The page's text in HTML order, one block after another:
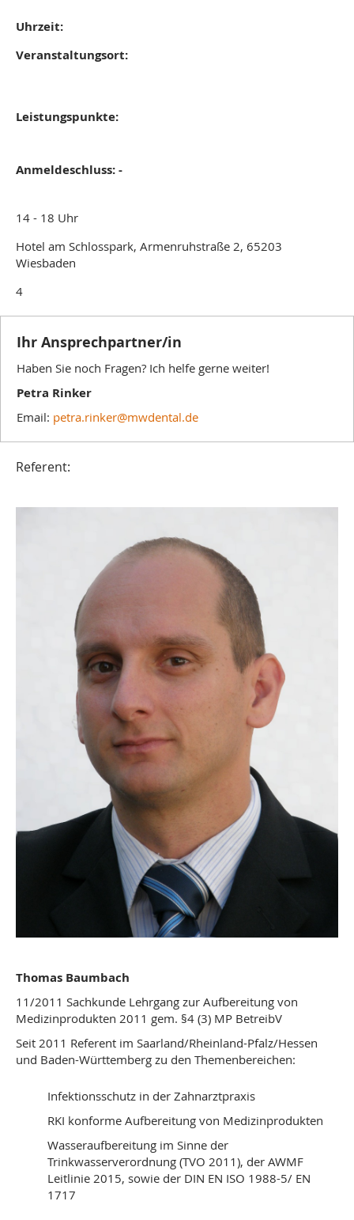
Uhrzeit:
Veranstaltungsort:
Leistungspunkte:
Anmeldeschluss: -
14 - 18 Uhr
Hotel am Schlosspark, Armenruhstraße 2, 65203
Wiesbaden
4
Ihr Ansprechpartner/in
Haben Sie noch Fragen? Ich helfe gerne weiter!
Petra Rinker
Email: petra.rinker@mwdental.de
Referent:
Thomas Baumbach
11/2011 Sachkunde Lehrgang zur Aufbereitung von
Medizinprodukten 2011 gem. §4 (3) MP BetreibV
Seit 2011 Referent im Saarland/Rheinland-Pfalz/Hessen
und Baden-Württemberg zu den Themenbereichen:
Infektionsschutz in der Zahnarztpraxis
RKI konforme Aufbereitung von Medizinprodukten
Wasseraufbereitung im Sinne der
Trinkwasserverordnung (TVO 2011), der AWMF
Leitlinie 2015, sowie der DIN EN ISO 1988-5/ EN
1717